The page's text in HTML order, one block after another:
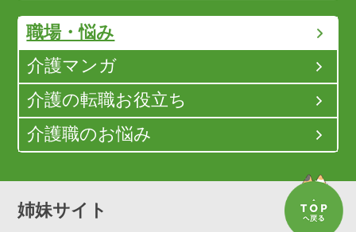
職場・悩み
介護マンガ
介護の転職お役立ち
介護職のお悩み
姉妹サイト